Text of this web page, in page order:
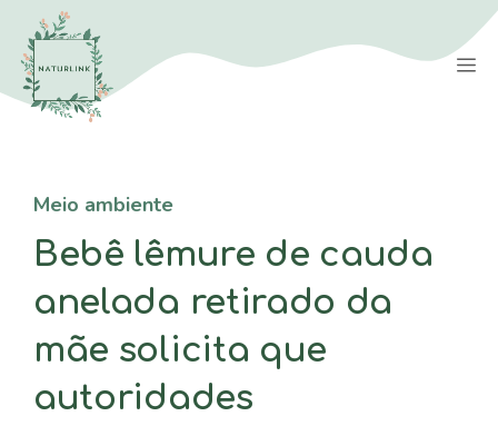
Saltar
para
conteúdo
Meio ambiente
Bebê lêmure de cauda
anelada retirado da
mãe solicita que
autoridades